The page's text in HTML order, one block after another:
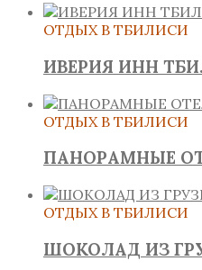
ОТДЫХ В ТБИЛИСИ
ИВЕРИЯ ИНН
ОТДЫХ В ТБИЛИСИ
ПАНОРАМНЫЕ
ОТДЫХ В ТБИЛИСИ
ШОКОЛАД ИЗ